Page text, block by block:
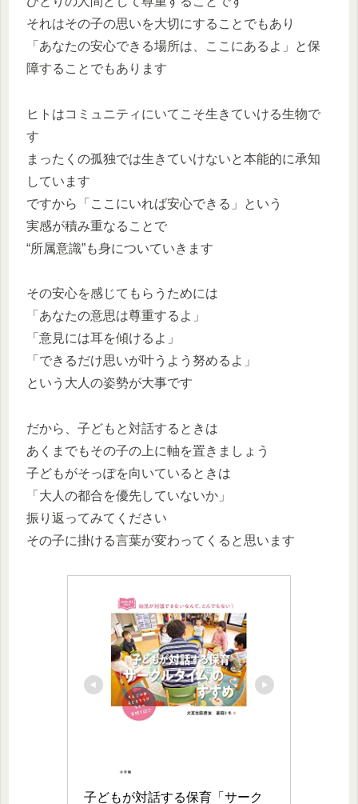
それはその子の思いを大切にすることでもあり
「あなたの安心できる場所は、ここにあるよ」と保
障することでもあります
ヒトはコミュニティにいてこそ生きていける生物で
す
まったくの孤独では生きていけないと本能的に承知
しています
ですから「ここにいれば安心できる」という
実感が積み重なることで
“所属意識”も身についていきます
その安心を感じてもらうためには
「あなたの意思は尊重するよ」
「意見には耳を傾けるよ」
「できるだけ思いが叶うよう努めるよ」
という大人の姿勢が大事です
だから、子どもと対話するときは
あくまでもその子の上に軸を置きましょう
子どもがそっぽを向いているときは
「大人の都合を優先していないか」
振り返ってみてください
その子に掛ける言葉が変わってくると思います
子どもが対話する保育「サーク